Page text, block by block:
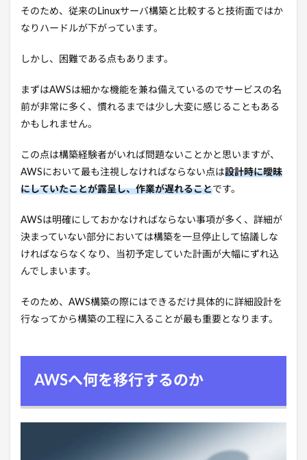
そのため、従来のLinuxサーバ構築と比較すると技術面ではか
なりハードルが下がっています。
しかし、困難である点もあります。
まずはAWSは細かな機能を兼ね備えているのでサービスの名
前が非常に多く、慣れるまでは少し大変に感じることもある
かもしれません。
この点は構築経験者がいれば問題ないことかと思いますが、
AWSにおいて最も注視しなければならない点は設計時に曖昧
にしていたことが露呈し、作業が遅れることです。
AWSは明確にしておかなければならない事項が多く、詳細が
決まっていない部分においては構築を一旦停止して協議しな
ければならなくなり、当初予定していた計画が大幅にずれ込
んでしまいます。
そのため、AWS構築の際にはできるだけ具体的に詳細設計を
行なってから構築の工程に入ることが最も重要となります。
AWSへ何を移行するのか